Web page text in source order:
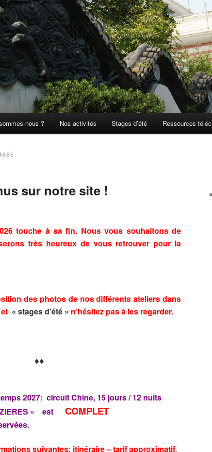
nous ? Nos activités Stages d’été Ressources
sur notre site !
touche à sa fin. Nous vous souhaitons de
très heureux de vous retrouver pour la
des photos de nos différents ateliers dans
et « stages d’été » n’hésitez pas à les regarder.
♦♦
2027: circuit Chine, 15 jours / 12 nuits
» est COMPLET
suivantes: itinéraire – tarif approximatif.